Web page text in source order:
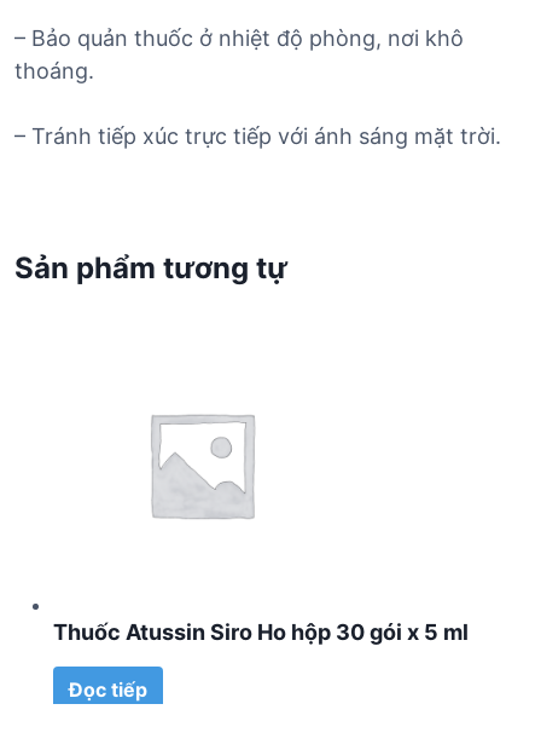
– Bảo quản thuốc ở nhiệt độ phòng, nơi khô
thoáng.
– Tránh tiếp xúc trực tiếp với ánh sáng mặt trời.
Sản phẩm tương tự
Thuốc Atussin Siro Ho hộp 30 gói x 5 ml
Đọc tiếp